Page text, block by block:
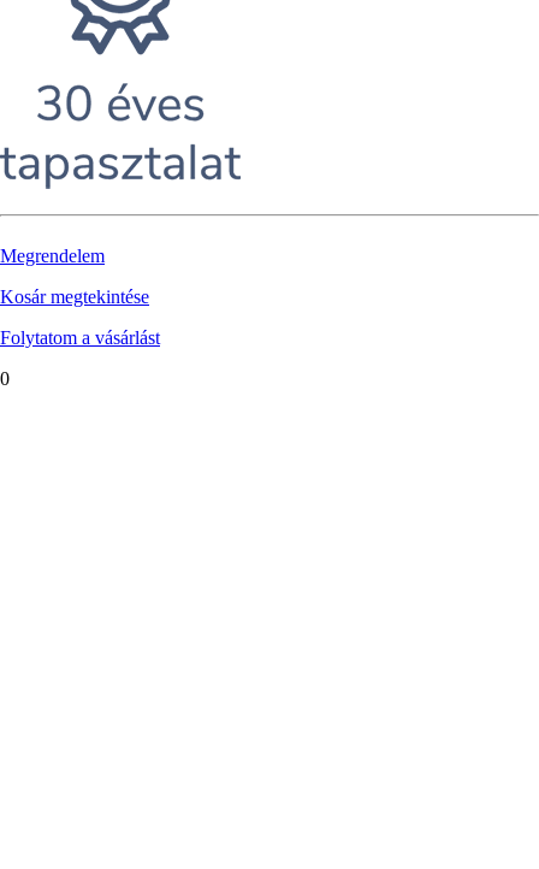
Megrendelem
Kosár megtekintése
Folytatom a vásárlást
0